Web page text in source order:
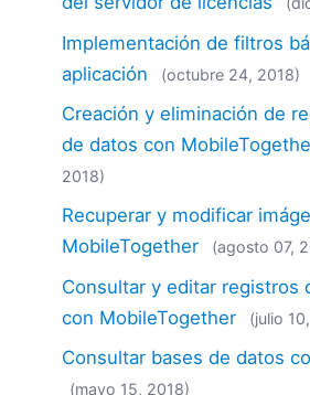
2013
2012
2011
2010
2009
2007
Implementación de filtros
aplicación
(octubre 24, 2018)
Creación y eliminación de
de datos con
2018)
Recuperar y modificar
MobileTogether
(agosto 07,
Consultar y editar registros
con MobileTogether
(julio
Consultar bases de datos
(mayo 15, 2018)